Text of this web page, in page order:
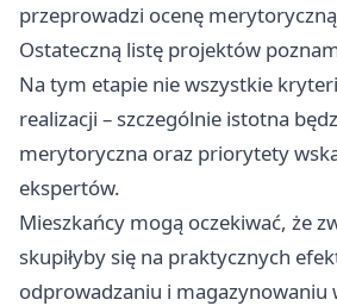
przeprowadzi ocenę
Ostateczną listę projektów
Na tym etapie nie wszystkie
realizacji – szczególnie istotna
merytoryczna oraz priorytety
ekspertów.
Mieszkańcy mogą oczekiwać, że
skupiłyby się na praktycznych
odprowadzaniu i magazynowaniu